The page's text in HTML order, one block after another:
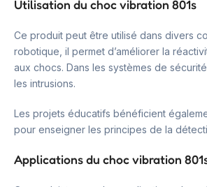
Utilisation du choc vibration 801s
Ce produit peut être utilisé dans divers
robotique, il permet d’améliorer la
aux chocs. Dans les systèmes de
les intrusions.
Les projets éducatifs bénéficient
pour enseigner les principes de la
Applications du choc vibration